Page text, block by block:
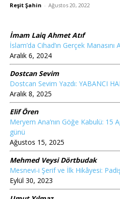
Reşit Şahin - Ağustos 20, 2022
İmam Laiq Ahmet Atıf
İslam’da Cihad’ın Gerçek Manasını
Aralık 6, 2024
Dostcan Sevim
Dostcan Sevim Yazdı: YABANCI
Aralık 8, 2025
Elif Ören
Meryem Ana’nın Göğe Kabulü: 15
günü
Ağustos 15, 2025
Mehmed Veysi Dörtbudak
Mesnevi-i Şerif ve İlk Hikâyesi:
Eylül 30, 2023